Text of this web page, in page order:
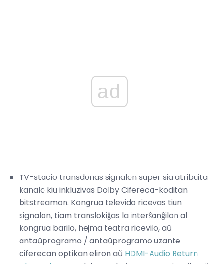
ad
TV-stacio transdonas signalon super sia atribuita
kanalo kiu inkluzivas Dolby Cifereca-koditan
bitstreamon. Kongrua televido ricevas tiun
signalon, tiam translokiĝas la interŝanĝilon al
kongrua barilo, hejma teatra ricevilo, aŭ
antaŭprogramo / antaŭprogramo uzante
ciferecan optikan eliron aŭ HDMI-Audio Return